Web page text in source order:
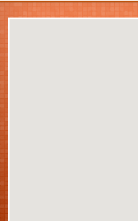
Mapa obsahu